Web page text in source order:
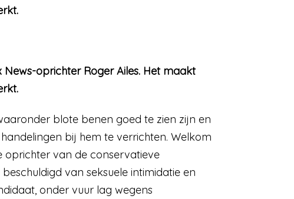
oprichter Roger Ailes. Het maakt
blote benen goed te zien zijn en
bij hem te verrichten. Welkom
oprichter van de conservatieve
van seksuele intimidatie en
onder vuur lag wegens